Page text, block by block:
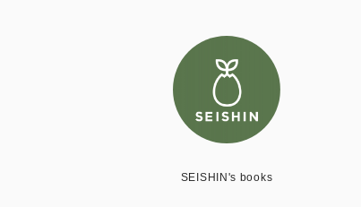
SEISHIN's books